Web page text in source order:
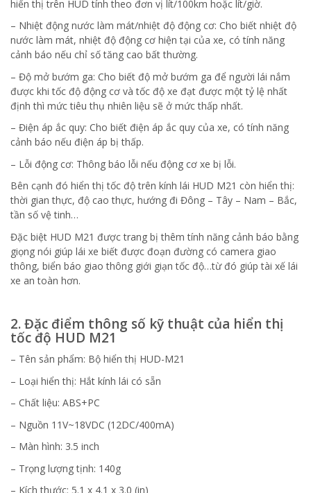
hiển thị trên HUD tính theo đơn vị lít/100km hoặc lít/giờ.
– Nhiệt động nước làm mát/nhiệt độ động cơ: Cho biết nhiệt độ
nước làm mát, nhiệt độ động cơ hiện tại của xe, có tính năng
cảnh báo nếu chỉ số tăng cao bất thường.
– Độ mở bướm ga: Cho biết độ mở bướm ga để người lái nắm
được khi tốc độ động cơ và tốc độ xe đạt được một tỷ lệ nhất
định thì mức tiêu thụ nhiên liệu sẽ ở mức thấp nhất.
– Điện áp ắc quy: Cho biết điện áp ắc quy của xe, có tính năng
cảnh báo nếu điện áp bị thấp.
– Lỗi động cơ: Thông báo lỗi nếu động cơ xe bị lỗi.
Bên cạnh đó hiển thị tốc độ trên kính lái HUD M21 còn hiển thị:
thời gian thực, độ cao thực, hướng đi Đông – Tây – Nam – Bắc,
tần số vệ tinh…
Đặc biệt HUD M21 được trang bị thêm tính năng cảnh báo bằng
giọng nói giúp lái xe biết được đoạn đường có camera giao
thông, biển báo giao thông giới giạn tốc độ…từ đó giúp tài xế lái
xe an toàn hơn.
2. Đặc điểm thông số kỹ thuật của hiển thị
tốc độ HUD M21
– Tên sản phẩm: Bộ hiển thị HUD-M21
– Loại hiển thị: Hắt kính lái có sẵn
– Chất liệu: ABS+PC
– Nguồn 11V~18VDC (12DC/400mA)
– Màn hình: 3.5 inch
– Trọng lượng tịnh: 140g
– Kích thước: 5.1 x 4.1 x 3.0 (in)